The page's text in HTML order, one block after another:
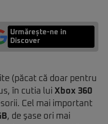
Urmărește-ne in
Discover
(păcat că doar pentru
în cutia lui Xbox 360
Cel mai important
, de şase ori mai